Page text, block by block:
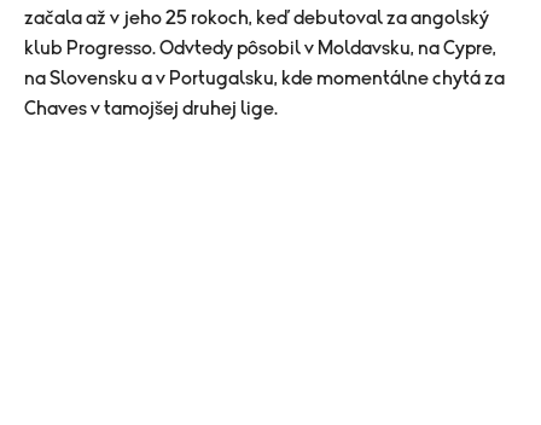
začala až v jeho 25 rokoch, keď debutoval za angolský
klub Progresso. Odvtedy pôsobil v Moldavsku, na Cypre,
na Slovensku a v Portugalsku, kde momentálne chytá za
Chaves v tamojšej druhej lige.